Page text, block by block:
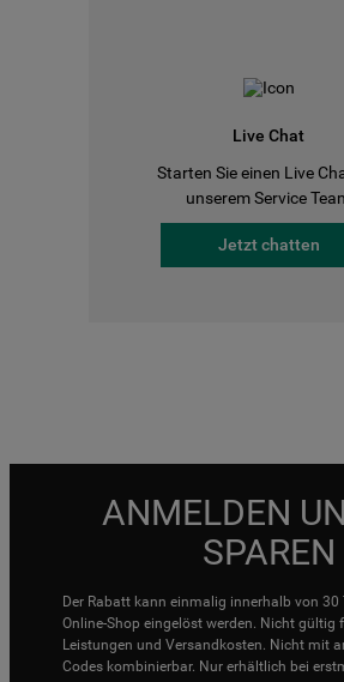
Live Chat
Starten Sie einen Live
unserem Service
Jetzt chatten
ANMELDEN
SPAREN
Der Rabatt kann einmalig innerhalb von 30
Online-Shop eingelöst werden. Nicht gültig
Leistungen und Versandkosten. Nicht mit
Codes kombinierbar. Nur erhältlich bei